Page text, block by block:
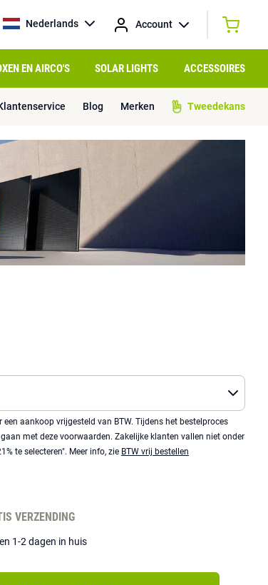
Nederlands Account
EN AIRCO'S SOLAR LIGHTS ACCESSOIRES
Blog Merken Tweedekans
aankoop vrijgesteld van BTW. Tijdens het bestelproces
met deze voorwaarden. Zakelijke klanten vallen niet onder
te selecteren". Meer info, zie BTW vrij bestellen
VERZENDING
1-2 dagen in huis